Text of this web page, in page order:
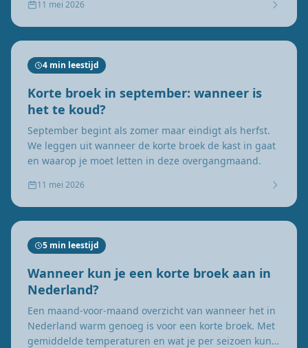
11 mei 2026
4 min leestijd
Korte broek in september: wanneer is
het te koud?
September begint als zomer maar eindigt als herfst.
We leggen uit wanneer de korte broek de kast in gaat
en waarop je moet letten in deze overgangmaand.
11 mei 2026
5 min leestijd
Wanneer kun je een korte broek aan in
Nederland?
Een maand-voor-maand overzicht van wanneer het in
Nederland warm genoeg is voor een korte broek. Met
gemiddelde temperaturen en wat je per seizoen kunt